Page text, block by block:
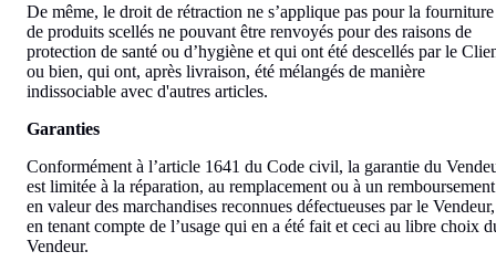
De même, le droit de rétraction ne s’applique pas pour la fourniture
de produits scellés ne pouvant être renvoyés pour des raisons de
protection de santé ou d’hygiène et qui ont été descellés par le
ou bien, qui ont, après livraison, été mélangés de manière
indissociable avec d'autres articles.
Garanties
Conformément à l’article 1641 du Code civil, la garantie du
est limitée à la réparation, au remplacement ou à un remboursement
en valeur des marchandises reconnues défectueuses par le Vendeur,
en tenant compte de l’usage qui en a été fait et ceci au libre choix
Vendeur.